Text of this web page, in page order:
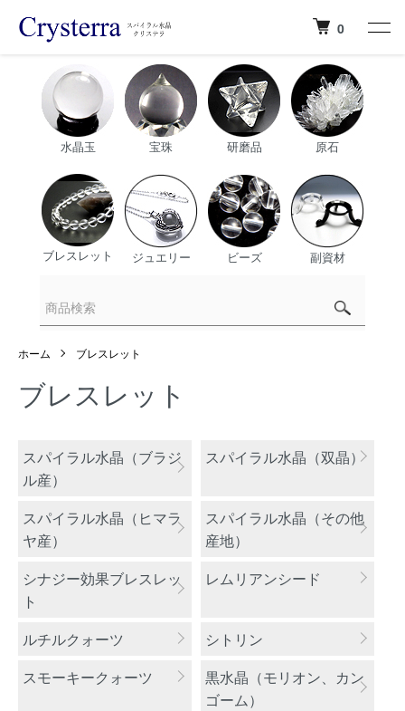
0
水晶玉 宝珠 研磨品 原石
ブレスレット ジュエリー ビーズ 副資材
ホーム ブレスレット
ブレスレット
カテゴリー一覧
スパイラル水晶（ブラジ
ル産）
スパイラル水晶（双晶）
スパイラル水晶（ヒマラ
ヤ産）
スパイラル水晶（その他
産地）
シナジー効果ブレスレッ
ト
レムリアンシード
ルチルクォーツ
シトリン
スモーキークォーツ
黒水晶（モリオン、カン
ゴーム）